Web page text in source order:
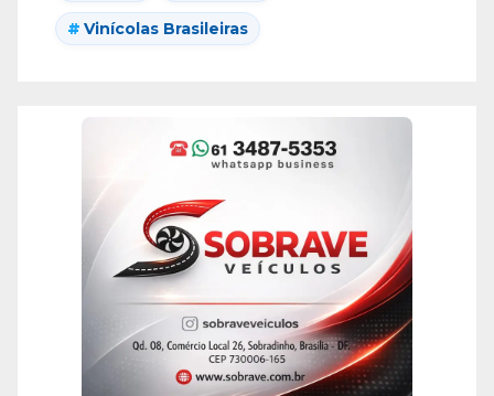
Vinícolas Brasileiras